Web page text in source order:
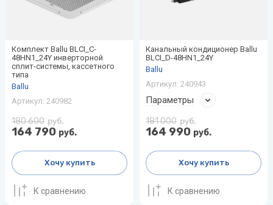
Комплект Ballu BLCI_C-
48HN1_24Y инверторной
сплит-системы, кассетного
типа
Ballu
Артикул: 240982
180 600 руб.
164 790 руб.
Хочу купить
К сравнению
Канальный кондиционер Ballu
BLCI_D-48HN1_24Y
Ballu
Артикул: 240943
Параметры
181 000 руб.
164 990 руб.
Хочу купить
К сравнению